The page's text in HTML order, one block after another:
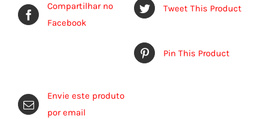
Compartilhar no
Facebook
Tweet This Product
Pin This Product
Envie este produto
por email